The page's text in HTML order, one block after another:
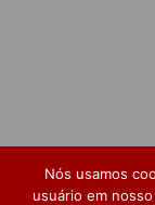
Nós usamos
usuário em